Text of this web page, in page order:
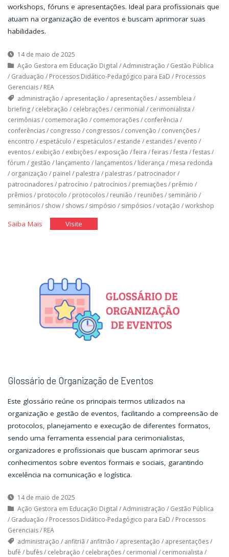
workshops, fóruns e apresentações. Ideal para profissionais que
atuam na organização de eventos e buscam aprimorar suas
habilidades.
14 de maio de 2025
Ação Gestora em Educação Digital /Administração / Gestão Pública
/ Graduação / Processos Didático-Pedagógico para EaD / Processos
Gerenciais/ REA
administração / apresentação / apresentações/ assembleia /
briefing/ celebração / celebrações/ cerimonial / cerimonialista /
cerimônias/ comemoração / comemorações/ conferência /
conferências/ congresso / congressos/ convenção / convenções/
encontro / espetáculo / espetáculos/ estande / estandes/ evento /
eventos/ exibição / exibições/ exposição /feira /feiras/festa /festas/
fórum / gestão / lançamento / lançamentos/ liderança / mesa redonda
/ organização / painel / palestra / palestras/ patrocinador/
patrocinadores/ patrocínio / patrocínios/ premiações/ prêmio /
prêmios/ protocolo / protocolos/ reunião / reuniões/ seminário /
seminários/ show/ shows/ simpósio / simpósios/votação /workshop
Saiba Mais"Organização
Visite"Organização
Glossário de Organização de Eventos
Este glossário reúne os principais termos utilizados na
organização e gestão de eventos, facilitando a compreensão de
protocolos, planejamento e execução de diferentes formatos,
sendo uma ferramenta essencial para cerimonialistas,
organizadores e profissionais que buscam aprimorar seus
conhecimentos sobre eventos formais e sociais, garantindo
excelência na comunicação e logística.
14 de maio de 2025
Ação Gestora em Educação Digital /Administração / Gestão Pública
/ Graduação / Processos Didático-Pedagógico para EaD / Processos
Gerenciais/ REA
administração / anfitriã / anfitrião / apresentação / apresentações/
bufê / bufês/ celebração / celebrações/ cerimonial / cerimonialista /